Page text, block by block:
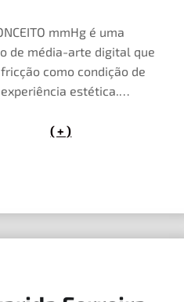
mmHg é uma
de média-arte digital que
como condição de
estética.…
( + )